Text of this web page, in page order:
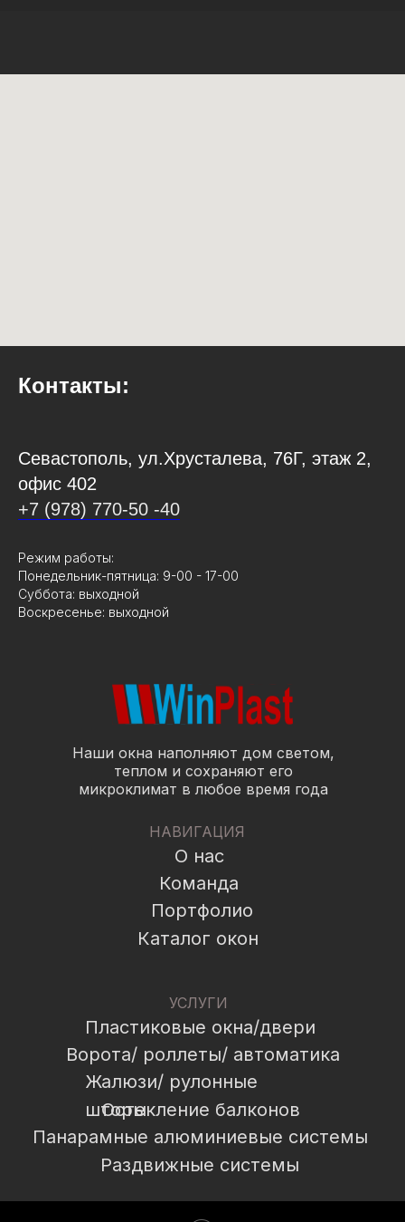
Контакты:
Севастополь, ул.Хрусталева, 76Г, этаж 2,
офис 402
+7 (978) 770-50 -40
Режим работы:
Понедельник-пятница: 9-00 - 17-00
Суббота: выходной
Воскресенье: выходной
УСЛУГИ
НАВИГАЦИЯ
Жалюзи/ рулонные
шторы
Раздвижные системы
Панарамные алюминиевые системы
Остекление балконов
Ворота/ роллеты/ автоматика
Пластиковые окна/двери
О нас
Команда
Каталог окон
Портфолио
Наши окна наполняют дом светом,
теплом и сохраняют его
микроклимат в любое время года